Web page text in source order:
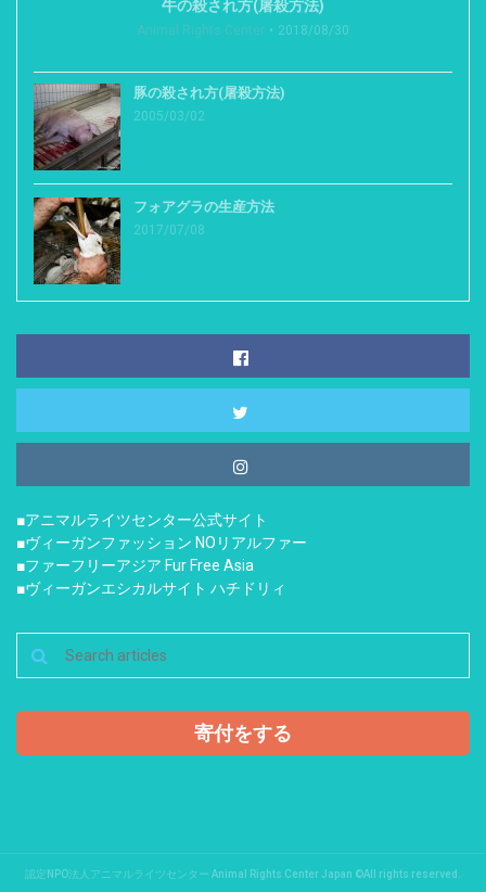
牛の殺され方(屠殺方法)
Animal Rights Center 2018/08/30
豚の殺され方(屠殺方法)
2005/03/02
フォアグラの生産方法
2017/07/08
■アニマルライツセンター公式サイト
■ヴィーガンファッション NOリアルファー
■ファーフリーアジア Fur Free Asia
■ヴィーガンエシカルサイト ハチドリィ
寄付をする
認定NPO法人アニマルライツセンター Animal Rights Center Japan ©All rights reserved.